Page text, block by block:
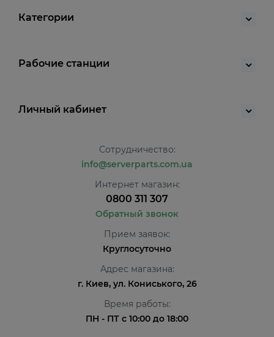
Категории
Рабочие станции
Личный кабинет
Сотрудничество:
info@serverparts.com.ua
Интернет магазин:
0800 311 307
Обратный звонок
Прием заявок:
Круглосуточно
Адрес магазина:
г. Киев, ул. Кониського, 26
Время работы:
ПН - ПТ с 10:00 до 18:00